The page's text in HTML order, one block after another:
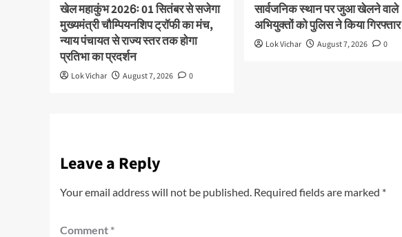
खेल महाकुंभ 2026ः 01 सितंबर से सजेगा
मुख्यमंत्री चौम्पियनशिप ट्रॉफी का मंच,
न्याय पंचायत से राज्य स्तर तक होगा
प्रतिभा का प्रदर्शन
Lok Vichar August 7, 2026 0
सार्वजनिक स्थान पर जुआ खेलने वाले
अभियुक्तों को पुलिस ने किया गिरफ्तार
Lok Vichar August 7, 2026 0
Leave a Reply
Your email address will not be published. Required fields are marked *
Comment *